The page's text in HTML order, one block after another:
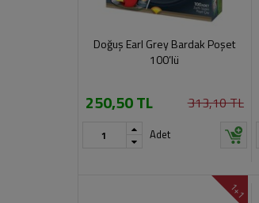
Doğuş Earl Grey Bardak Poşet
100’lü
250,50 TL 313,10 TL
Adet
1+1